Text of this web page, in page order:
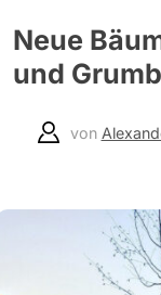
Neue
und
von